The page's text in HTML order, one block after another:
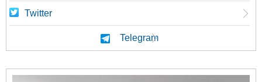
Twitter
Telegram